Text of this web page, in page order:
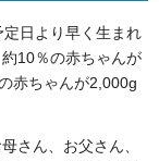
日より早く生まれ
10％の赤ちゃんが
赤ちゃんが2,000g
さん、お父さん、